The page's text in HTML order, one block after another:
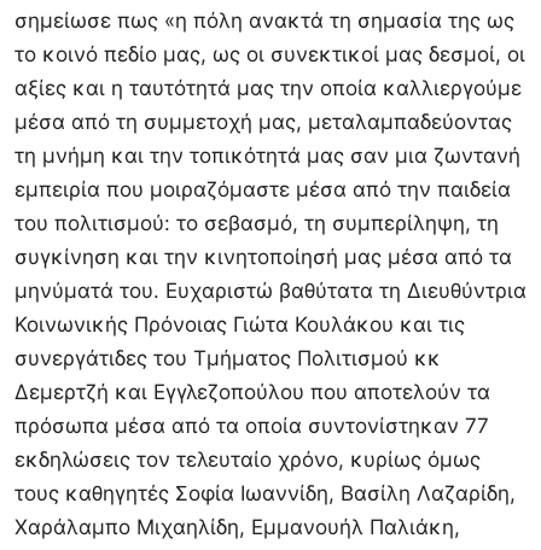
σημείωσε πως «η πόλη ανακτά τη σημασία της ως
το κοινό πεδίο μας, ως οι συνεκτικοί μας δεσμοί, οι
αξίες και η ταυτότητά μας την οποία καλλιεργούμε
μέσα από τη συμμετοχή μας, μεταλαμπαδεύοντας
τη μνήμη και την τοπικότητά μας σαν μια ζωντανή
εμπειρία που μοιραζόμαστε μέσα από την παιδεία
του πολιτισμού: το σεβασμό, τη συμπερίληψη, τη
συγκίνηση και την κινητοποίησή μας μέσα από τα
μηνύματά του. Ευχαριστώ βαθύτατα τη Διευθύντρια
Κοινωνικής Πρόνοιας Γιώτα Κουλάκου και τις
συνεργάτιδες του Τμήματος Πολιτισμού κκ
Δεμερτζή και Εγγλεζοπούλου που αποτελούν τα
πρόσωπα μέσα από τα οποία συντονίστηκαν 77
εκδηλώσεις τον τελευταίο χρόνο, κυρίως όμως
τους καθηγητές Σοφία Ιωαννίδη, Βασίλη Λαζαρίδη,
Χαράλαμπο Μιχαηλίδη, Εμμανουήλ Παλιάκη,